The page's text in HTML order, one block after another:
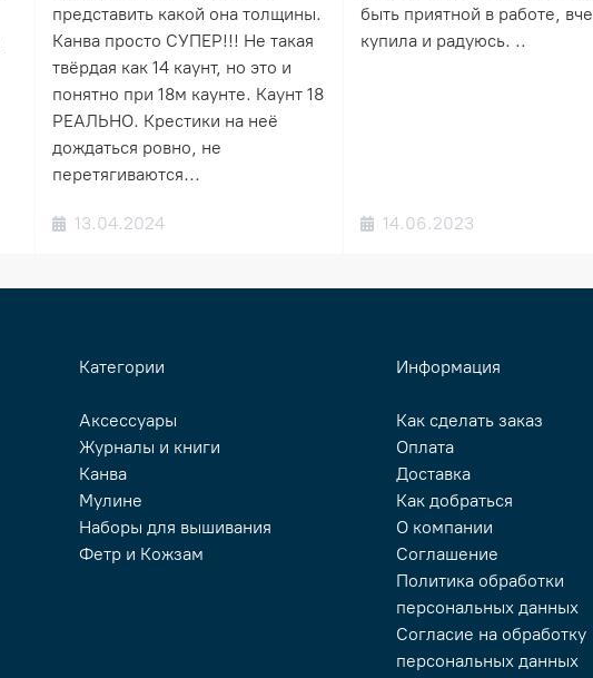
представить какой она толщины.
Канва просто СУПЕР!!! Не такая
твёрдая как 14 каунт, но это и
понятно при 18м каунте. Каунт 18
РЕАЛЬНО. Крестики на неё
дождаться ровно, не
перетягиваются...
13.04.2024
быть приятной в работе,
купила и радуюсь. ..
14.06.2023
Категории
Аксессуары
Журналы и книги
Канва
Мулине
Наборы для вышивания
Фетр и Кожзам
Информация
Как сделать заказ
Оплата
Доставка
Как добраться
О компании
Соглашение
Политика обработки
персональных данных
Согласие на обработку
персональных данных